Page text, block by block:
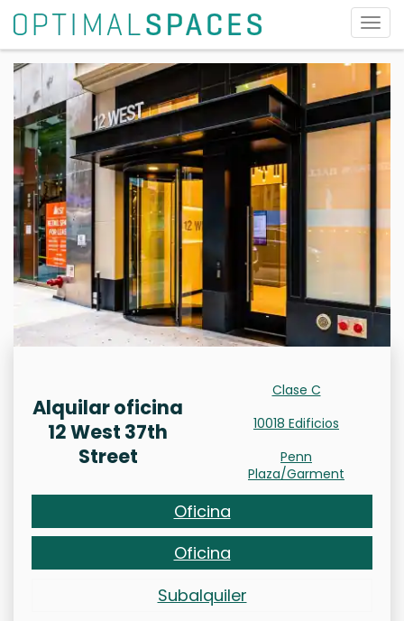
Alquilar oficina
12 West 37th
Street
Clase C
10018 Edificios
Penn
Plaza/Garment
Oficina
Oficina
Subalquiler